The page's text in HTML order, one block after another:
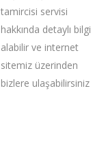
tamircisi servisi
hakkında detaylı bilgi
alabilir ve internet
sitemiz üzerinden
bizlere ulaşabilirsiniz